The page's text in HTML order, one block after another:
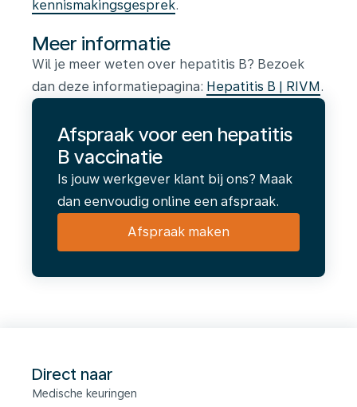
kennismakingsgesprek.
Meer informatie
Wil je meer weten over hepatitis B? Bezoek
dan deze informatiepagina: Hepatitis B | RIVM .
Afspraak voor een hepatitis
B vaccinatie
Is jouw werkgever klant bij ons? Maak
dan eenvoudig online een afspraak.
Afspraak maken
Direct naar
Medische keuringen